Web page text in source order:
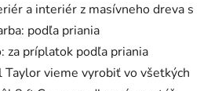
a interiér z masívneho dreva s
podľa priania
za príplatok podľa priania
vieme vyrobiť vo všetkých